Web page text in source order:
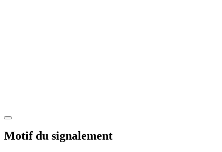
Motif du signalement